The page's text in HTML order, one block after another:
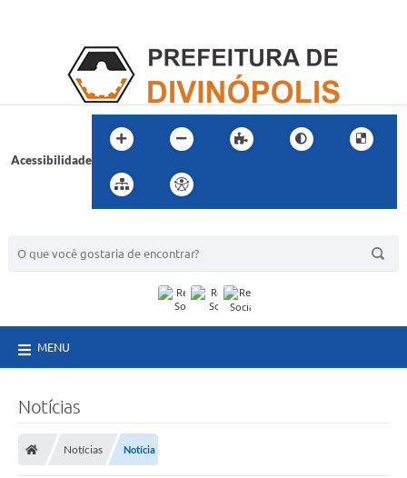
Acessibilidade
MENU
Notícias
Notícias Notícia